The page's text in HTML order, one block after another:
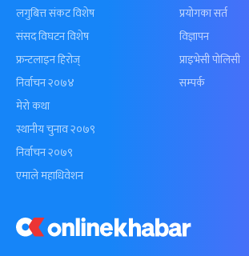
लगुबित्त संकट विशेष
संसद विघटन विशेष
फ्रन्टलाइन हिरोज्
निर्वाचन २०७४
मेरो कथा
स्थानीय चुनाव २०७९
निर्वाचन २०७९
एमाले महाधिवेशन
प्रयोगका सर्त
विज्ञापन
प्राइभेसी पोलिसी
सम्पर्क